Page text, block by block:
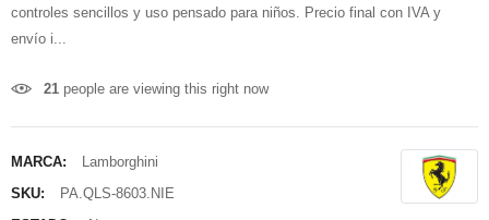
controles sencillos y uso pensado para niños. Precio final con IVA y
envío i...
21 people are viewing this right now
MARCA:
Lamborghini
SKU:
PA.QLS-8603.NIE